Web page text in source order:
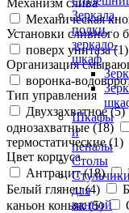
Зеркала,
полки,
зеркало-
шкаф
Шкафы
и
пеналы
Столы
для
ванной
Механическая
Установки сливного
поверх унитаза (1)
Организация
воронка-
Тип управления
Двухзахватное (5)
однозахватные (18)
термостатические (1)
Цвет корпуса
Антрацит (18)
Белый глянец (4)
каньон коньяк (5)